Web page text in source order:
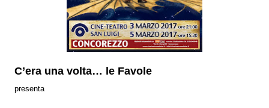
C’era una volta… le Favole
presenta